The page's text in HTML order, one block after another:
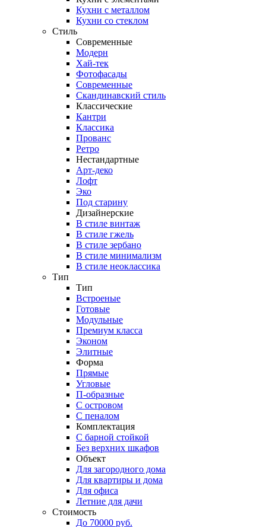
Кухни с металлом
Кухни со стеклом
Стиль
Современные
Модерн
Хай-тек
Фотофасады
Современные
Скандинавский стиль
Классические
Кантри
Классика
Прованс
Ретро
Нестандартные
Арт-деко
Лофт
Эко
Под старину
Дизайнерские
В стиле винтаж
В стиле гжель
В стиле зербано
В стиле минимализм
В стиле неоклассика
Тип
Тип
Встроеные
Готовые
Модульные
Премиум класса
Эконом
Элитные
Форма
Прямые
Угловые
П-образные
С островом
С пеналом
Комплектация
C барной стойкой
Без верхних шкафов
Объект
Для загородного дома
Для квартиры и дома
Для офиса
Летние для дачи
Стоимость
До 70000 руб.